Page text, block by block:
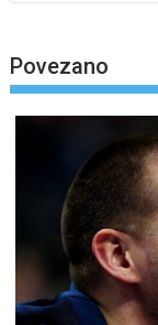
Povezano